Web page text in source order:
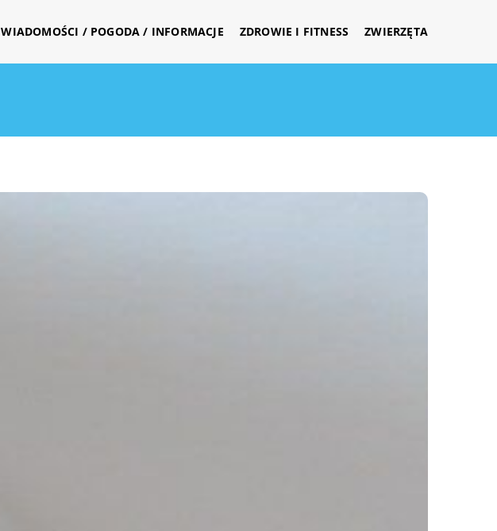
WIADOMOŚCI / POGODA / INFORMACJE ZDROWIE I FITNESS ZWIERZĘTA